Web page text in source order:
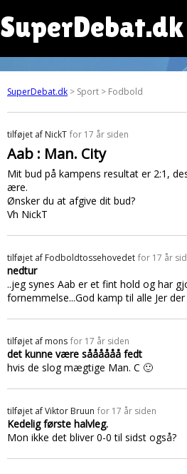
SuperDebat.dk
SuperDebat.dk > Sport > Fodbold
tilføjet af NickT for 17 år siden
Aab : Man. City
Mit bud på kampens resultat er 2:1,
ære.
Ønsker du at afgive dit bud?
Vh NickT
tilføjet af Fodboldtossehovedet for 17 år
nedtur
..jeg synes Aab er et fint hold og har
fornemmelse...God kamp til alle Jer
tilføjet af mons for 17 år siden
det kunne være såååååå fedt
hvis de slog mægtige Man. C 🙂
tilføjet afViktor Bruun for 17 år siden
Kedelig første halvleg.
Mon ikke det bliver 0-0 til sidst også?